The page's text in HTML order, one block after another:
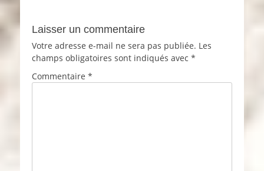
Laisser un commentaire
Votre adresse e-mail ne sera pas publiée. Les
champs obligatoires sont indiqués avec *
Commentaire *